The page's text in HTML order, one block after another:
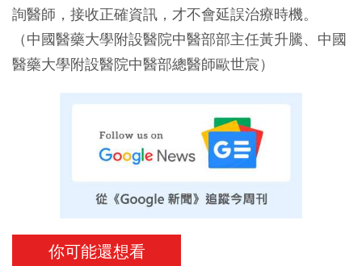
詢醫師，接收正確資訊，才不會延誤治療時機。
（中國醫藥大學附設醫院中醫部部主任黃升騰、中國
醫藥大學附設醫院中醫部總醫師歐世宸）
你可能還想看